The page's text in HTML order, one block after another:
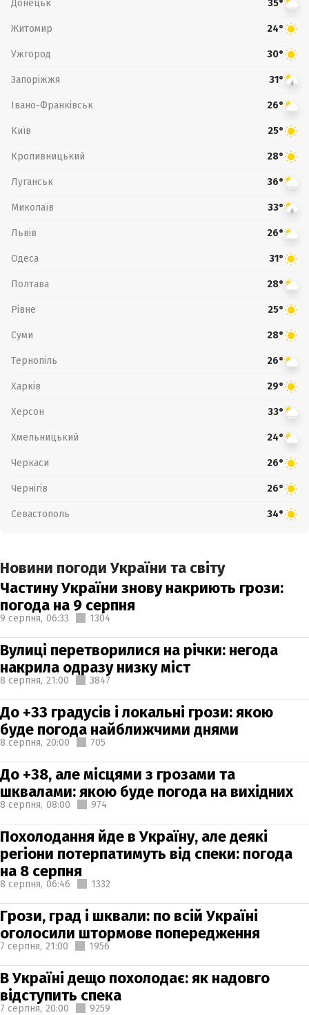
Донецьк 35°
Житомир 24°
Ужгород 30°
Запоріжжя 31°
Івано-Франківськ 26°
Київ 25°
Кропивницький 28°
Луганськ 36°
Миколаїв 33°
Львів 26°
Одеса 31°
Полтава 28°
Рівне 25°
Суми 28°
Тернопіль 26°
Харків 29°
Херсон 33°
Хмельницький 24°
Черкаси 26°
Чернігів 26°
Севастополь 34°
Новини погоди України та світу
Частину України знову накриють грози:
погода на 9 серпня
9 серпня, 06:33 1304
Вулиці перетворилися на річки: негода
накрила одразу низку міст
8 серпня, 21:00 3847
До +33 градусів і локальні грози: якою
буде погода найближчими днями
8 серпня, 20:00 705
До +38, але місцями з грозами та
шквалами: якою буде погода на вихідних
8 серпня, 08:00 974
Похолодання йде в Україну, але деякі
регіони потерпатимуть від спеки: погода
на 8 серпня
8 серпня, 06:46 1332
Грози, град і шквали: по всій Україні
оголосили штормове попередження
7 серпня, 21:00 1956
В Україні дещо похолодає: як надовго
відступить спека
7 серпня, 20:00 9259